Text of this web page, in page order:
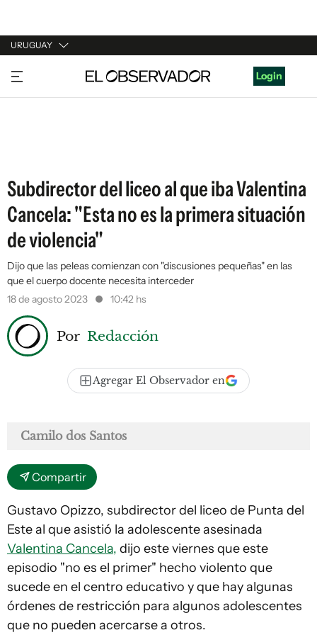
URUGUAY
URUGUAY
ARGENTINA
Login
Subdirector del liceo al que iba Valentina
Cancela: "Esta no es la primera situación
de violencia"
Dijo que las peleas comienzan con "discusiones pequeñas" en las
que el cuerpo docente necesita interceder
18 de agosto 2023
10:42 hs
Por Redacción
Agregar El Observador en
Camilo dos Santos
Compartir
Gustavo Opizzo, subdirector del liceo de Punta del
Este al que asistió la adolescente asesinada
Valentina Cancela, dijo este viernes que este
episodio "no es el primer" hecho violento que
sucede en el centro educativo y que hay algunas
órdenes de restricción para algunos adolescentes
que no pueden acercarse a otros.